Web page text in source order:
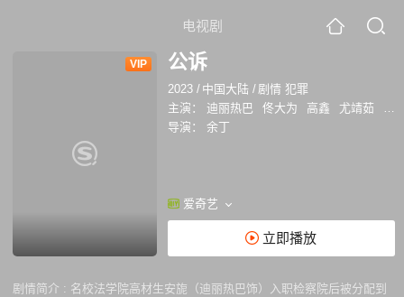
电视剧
VIP 公诉
2023 / 中国大陆 /剧情 犯罪
主演：
迪丽热巴 佟大为 高鑫 尤靖茹
冯
导演：
余丁
爱奇艺
立即播放
剧情简介 : 名校法学院高材生安旎（迪丽热巴饰）入职检察院后被分配到